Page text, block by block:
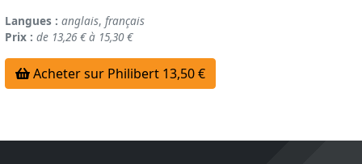
Langues : anglais, français
Prix : de 13,26 € à 15,30 €
Acheter sur Philibert 13,50 €